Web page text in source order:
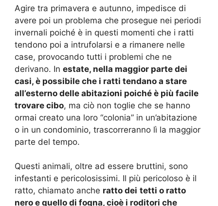
Agire tra primavera e autunno, impedisce di
avere poi un problema che prosegue nei periodi
invernali poiché è in questi momenti che i ratti
tendono poi a intrufolarsi e a rimanere nelle
case, provocando tutti i problemi che ne
derivano. In estate, nella maggior parte dei
casi, è possibile che i ratti tendano a stare
all’esterno delle abitazioni poiché è più facile
trovare cibo, ma ciò non toglie che se hanno
ormai creato una loro “colonia” in un’abitazione
o in un condominio, trascorreranno lì la maggior
parte del tempo.
Questi animali, oltre ad essere bruttini, sono
infestanti e pericolosissimi. Il più pericoloso è il
ratto, chiamato anche ratto dei tetti o ratto
nero e quello di fogna, cioè i roditori che